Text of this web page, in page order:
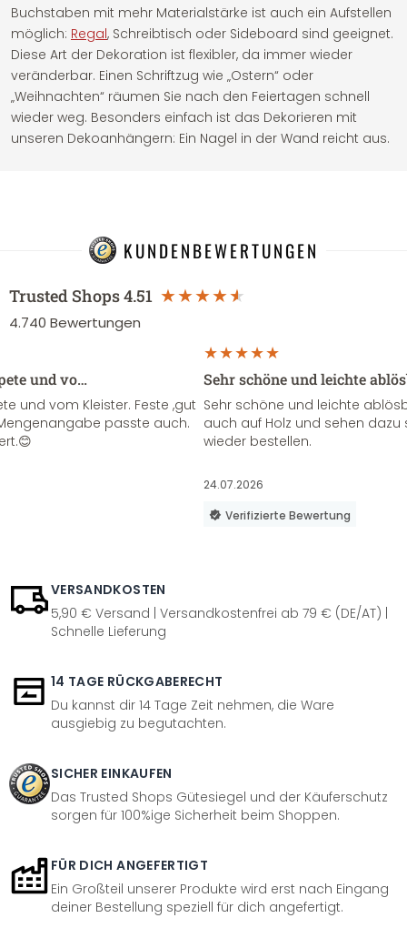
Buchstaben mit mehr Materialstärke ist auch ein Aufstellen
möglich: Regal, Schreibtisch oder Sideboard sind geeignet.
Diese Art der Dekoration ist flexibler, da immer wieder
veränderbar. Einen Schriftzug wie „Ostern“ oder
„Weihnachten“ räumen Sie nach den Feiertagen schnell
wieder weg. Besonders einfach ist das Dekorieren mit
unseren Dekoanhängern: Ein Nagel in der Wand reicht aus.
KUNDENBEWERTUNGEN
Trusted Shops4.51
4.740 Bewertungen
und vo…
und vom Kleister. Feste ,gut
passte auch.
Sehr schöne und leichte
Sehr schöne und leichte
auch auf Holz und sehen
wieder bestellen.
24.07.2026
Verifizierte Bewertung
VERSANDKOSTEN
5,90 € Versand | Versandkostenfrei ab 79 € (DE/AT) |
Schnelle Lieferung
14 TAGE RÜCKGABERECHT
Du kannst dir 14 Tage Zeit nehmen, die Ware
ausgiebig zu begutachten.
SICHER EINKAUFEN
Das Trusted Shops Gütesiegel und der Käuferschutz
sorgen für 100%ige Sicherheit beim Shoppen.
FÜR DICH ANGEFERTIGT
Ein Großteil unserer Produkte wird erst nach Eingang
deiner Bestellung speziell für dich angefertigt.